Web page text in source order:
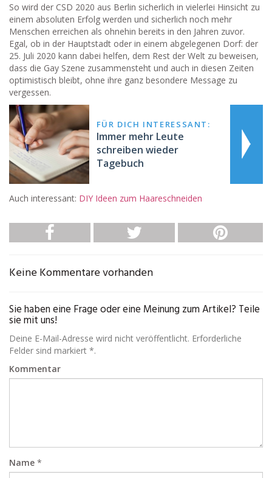
So wird der CSD 2020 aus Berlin sicherlich in vielerlei Hinsicht zu
einem absoluten Erfolg werden und sicherlich noch mehr
Menschen erreichen als ohnehin bereits in den Jahren zuvor.
Egal, ob in der Hauptstadt oder in einem abgelegenen Dorf: der
25. Juli 2020 kann dabei helfen, dem Rest der Welt zu beweisen,
dass die Gay Szene zusammensteht und auch in diesen Zeiten
optimistisch bleibt, ohne ihre ganz besondere Message zu
vergessen.
FÜR DICH INTERESSANT:
Immer mehr Leute
schreiben wieder
Tagebuch
Auch interessant: DIY Ideen zum Haareschneiden
Keine Kommentare vorhanden
Sie haben eine Frage oder eine Meinung zum Artikel? Teile
sie mit uns!
Deine E-Mail-Adresse wird nicht veröffentlicht. Erforderliche
Felder sind markiert *.
Kommentar
Name *